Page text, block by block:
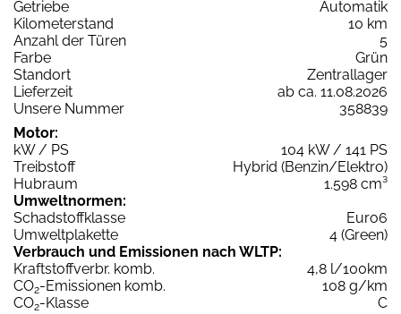
Getriebe
Automatik
Kilometerstand
10 km
Anzahl der Türen
5
Farbe
Grün
Standort
Zentrallager
Lieferzeit
ab ca. 11.08.2026
Unsere Nummer
358839
Motor:
kW / PS
104 kW / 141 PS
Treibstoff
Hybrid (Benzin/Elektro)
Hubraum
1.598 cm³
Umweltnormen:
Schadstoffklasse
Euro6
Umweltplakette
4 (Green)
Verbrauch und Emissionen nach WLTP:
Kraftstoffverbr. komb.
4,8 l/100km
CO2-Emissionen komb.
108 g/km
CO2-Klasse
C